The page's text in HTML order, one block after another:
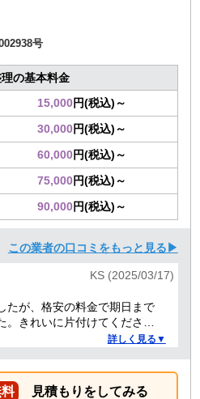
号
の基本料金
15,000円(税込)～
30,000円(税込)～
60,000円(税込)～
75,000円(税込)～
90,000円(税込)～
この業者の口コミをもっと見る▶
KS (2025/03/17)
たが、格安の料金で期日まで
きれいに片付けてくださり
作業の進捗も報告してくださ
詳しく見る▼
見積もりをしてみる